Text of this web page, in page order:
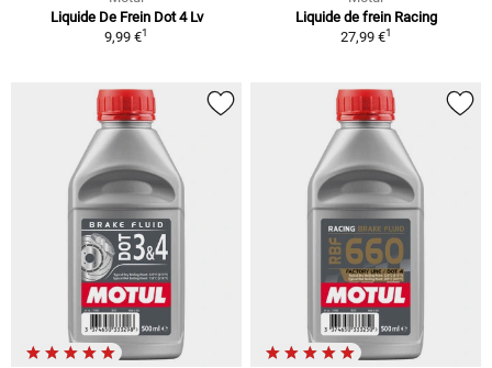
Liquide De Frein Dot 4 Lv
9,99 €1
Liquide de frein Racing
27,99 €1